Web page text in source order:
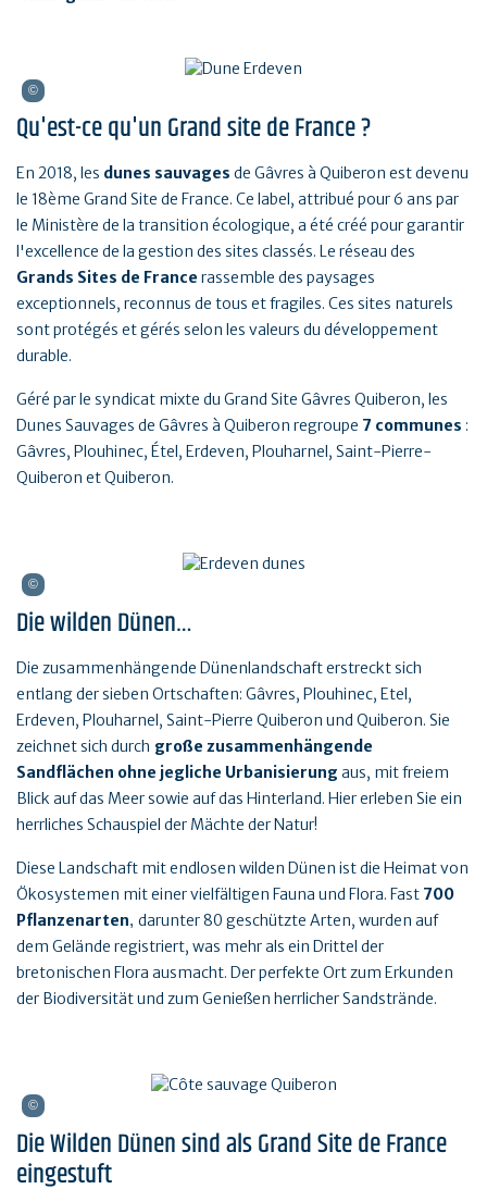
Qu'est-ce qu'un Grand site de France ?
En 2018, les dunes sauvages de Gâvres à Quiberon est devenu
le 18ème Grand Site de France. Ce label, attribué pour 6 ans par
le Ministère de la transition écologique, a été créé pour garantir
l'excellence de la gestion des sites classés. Le réseau des
Grands Sites de France rassemble des paysages
exceptionnels, reconnus de tous et fragiles. Ces sites naturels
sont protégés et gérés selon les valeurs du développement
durable.
Géré par le syndicat mixte du Grand Site Gâvres Quiberon, les
Dunes Sauvages de Gâvres à Quiberon regroupe 7 communes :
Gâvres, Plouhinec, Étel, Erdeven, Plouharnel, Saint-Pierre-
Quiberon et Quiberon.
Die wilden Dünen…
Die zusammenhängende Dünenlandschaft erstreckt sich
entlang der sieben Ortschaften: Gâvres, Plouhinec, Etel,
Erdeven, Plouharnel, Saint-Pierre Quiberon und Quiberon. Sie
zeichnet sich durch große zusammenhängende
Sandflächen ohne jegliche Urbanisierung aus, mit freiem
Blick auf das Meer sowie auf das Hinterland. Hier erleben Sie ein
herrliches Schauspiel der Mächte der Natur!
Diese Landschaft mit endlosen wilden Dünen ist die Heimat von
Ökosystemen mit einer vielfältigen Fauna und Flora. Fast 700
Pflanzenarten, darunter 80 geschützte Arten, wurden auf
dem Gelände registriert, was mehr als ein Drittel der
bretonischen Flora ausmacht. Der perfekte Ort zum Erkunden
der Biodiversität und zum Genießen herrlicher Sandstrände.
Die Wilden Dünen sind als Grand Site de France
eingestuft